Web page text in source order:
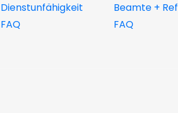
Dienstunfähigkeit
FAQ
Beamte + Ref
FAQ